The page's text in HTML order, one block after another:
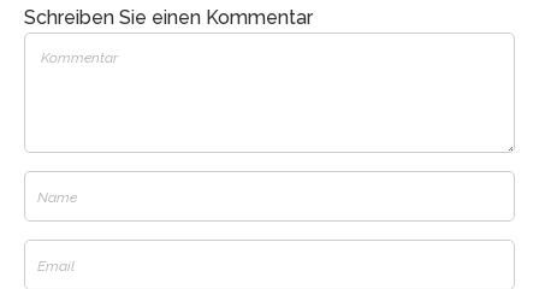
Schreiben Sie einen Kommentar